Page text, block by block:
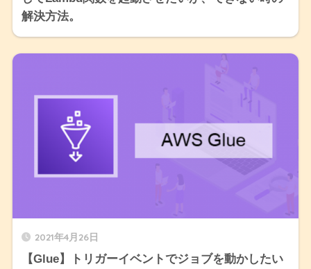
解決方法。
2021年4月26日
【Glue】トリガーイベントでジョブを動かしたい